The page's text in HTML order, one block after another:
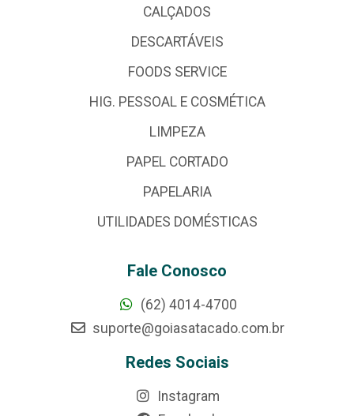
CALÇADOS
DESCARTÁVEIS
FOODS SERVICE
HIG. PESSOAL E COSMÉTICA
LIMPEZA
PAPEL CORTADO
PAPELARIA
UTILIDADES DOMÉSTICAS
Fale Conosco
(62) 4014-4700
suporte@goiasatacado.com.br
Redes Sociais
Instagram